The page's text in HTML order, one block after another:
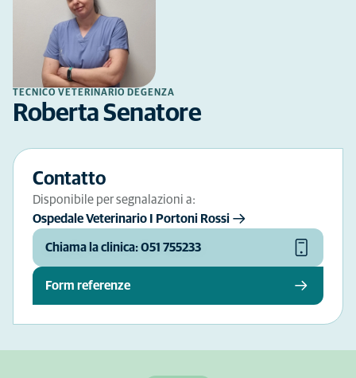
TECNICO VETERINARIO DEGENZA
Roberta Senatore
Contatto
Disponibile per segnalazioni a:
Ospedale Veterinario I Portoni Rossi
Chiama la clinica: 051 755233
Form referenze